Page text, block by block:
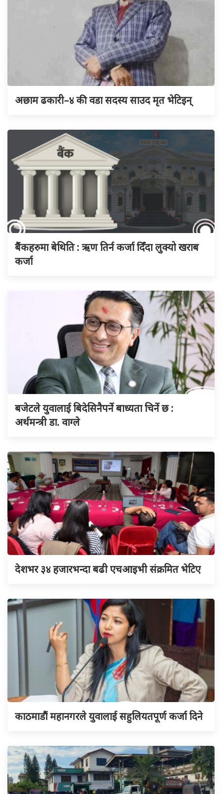
अछाम ढकारी–४ की वडा सदस्य साउद मृत भेटिइन्
बैंकहरुमा बेथिति : ऋण तिर्न कर्जा दिँदा लुक्यो खराब
कर्जा
बजेटले युवालाई बिदेसिनैपर्ने बाध्यता चिर्ने छ :
अर्थमन्त्री डा. वाग्ले
देशभर ३४ हजारभन्दा बढी एचआइभी संक्रमित भेटिए
काठमाडौं महानगरले युवालाई सहुलियतपूर्ण कर्जा दिने